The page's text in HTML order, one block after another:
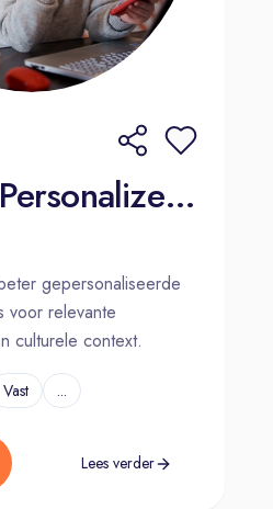
Remote: Personalized Internet Ads Assessor - Dutch (NL)
gepersonaliseerde
voor relevante
culturele context.
Vast ...
Lees verder